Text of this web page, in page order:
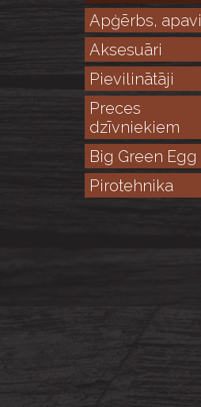
Apģērbs, apavi
Aksesuāri
Pievilinātāji
Preces
dzīvniekiem
Big Green Egg
Pirotehnika